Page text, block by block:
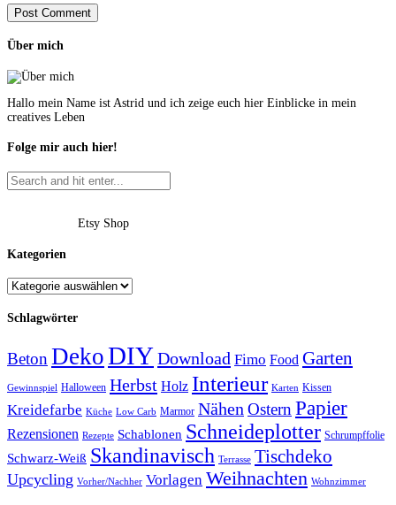
Über mich
Hallo mein Name ist Astrid und ich zeige euch hier Einblicke in mein
creatives Leben
Folge mir auch hier!
Etsy Shop
Kategorien
Schlagwörter
BetonDekoDIYDownload Fimo Food Garten
Gewinnspiel Halloween Herbst Holz Interieur Karten Kissen
Kreidefarbe Küche Low Carb Marmor NähenOsternPapier
Rezensionen Rezepte Schablonen Schneideplotter Schrumpffolie
Schwarz-Weiß Skandinavisch Terrasse Tischdeko
Upcycling Vorher/Nachher Vorlagen Weihnachten Wohnzimmer